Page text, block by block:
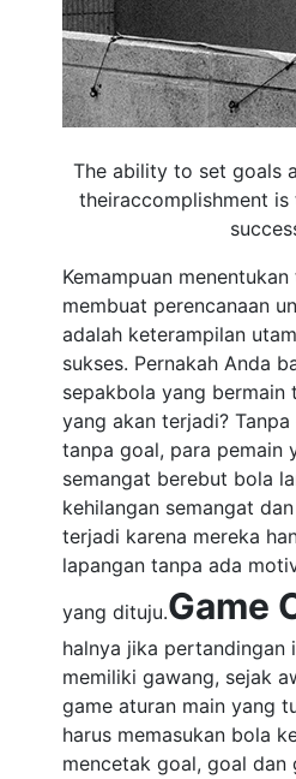
The ability to set goals
theiraccomplishment
Kemampuan
membuat perencanaan
adalah keterampilan
sukses. Pernakah Anda
sepakbola yang bermain
yang akan terjadi?
tanpa goal, para pemain
semangat berebut bola
kehilangan semangat
terjadi karena mereka
lapangan tanpa ada
yang dituju.Game
halnya jika pertandingan
memiliki gawang, sejak
game aturan main yang
harus memasukan bola
mencetak goal, goal dan